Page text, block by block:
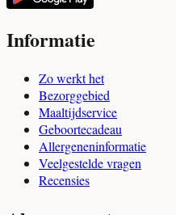
Informatie
Zo werkt het
Bezorggebied
Maaltijdservice
Geboortecadeau
Allergeneninformatie
Veelgestelde vragen
Recensies